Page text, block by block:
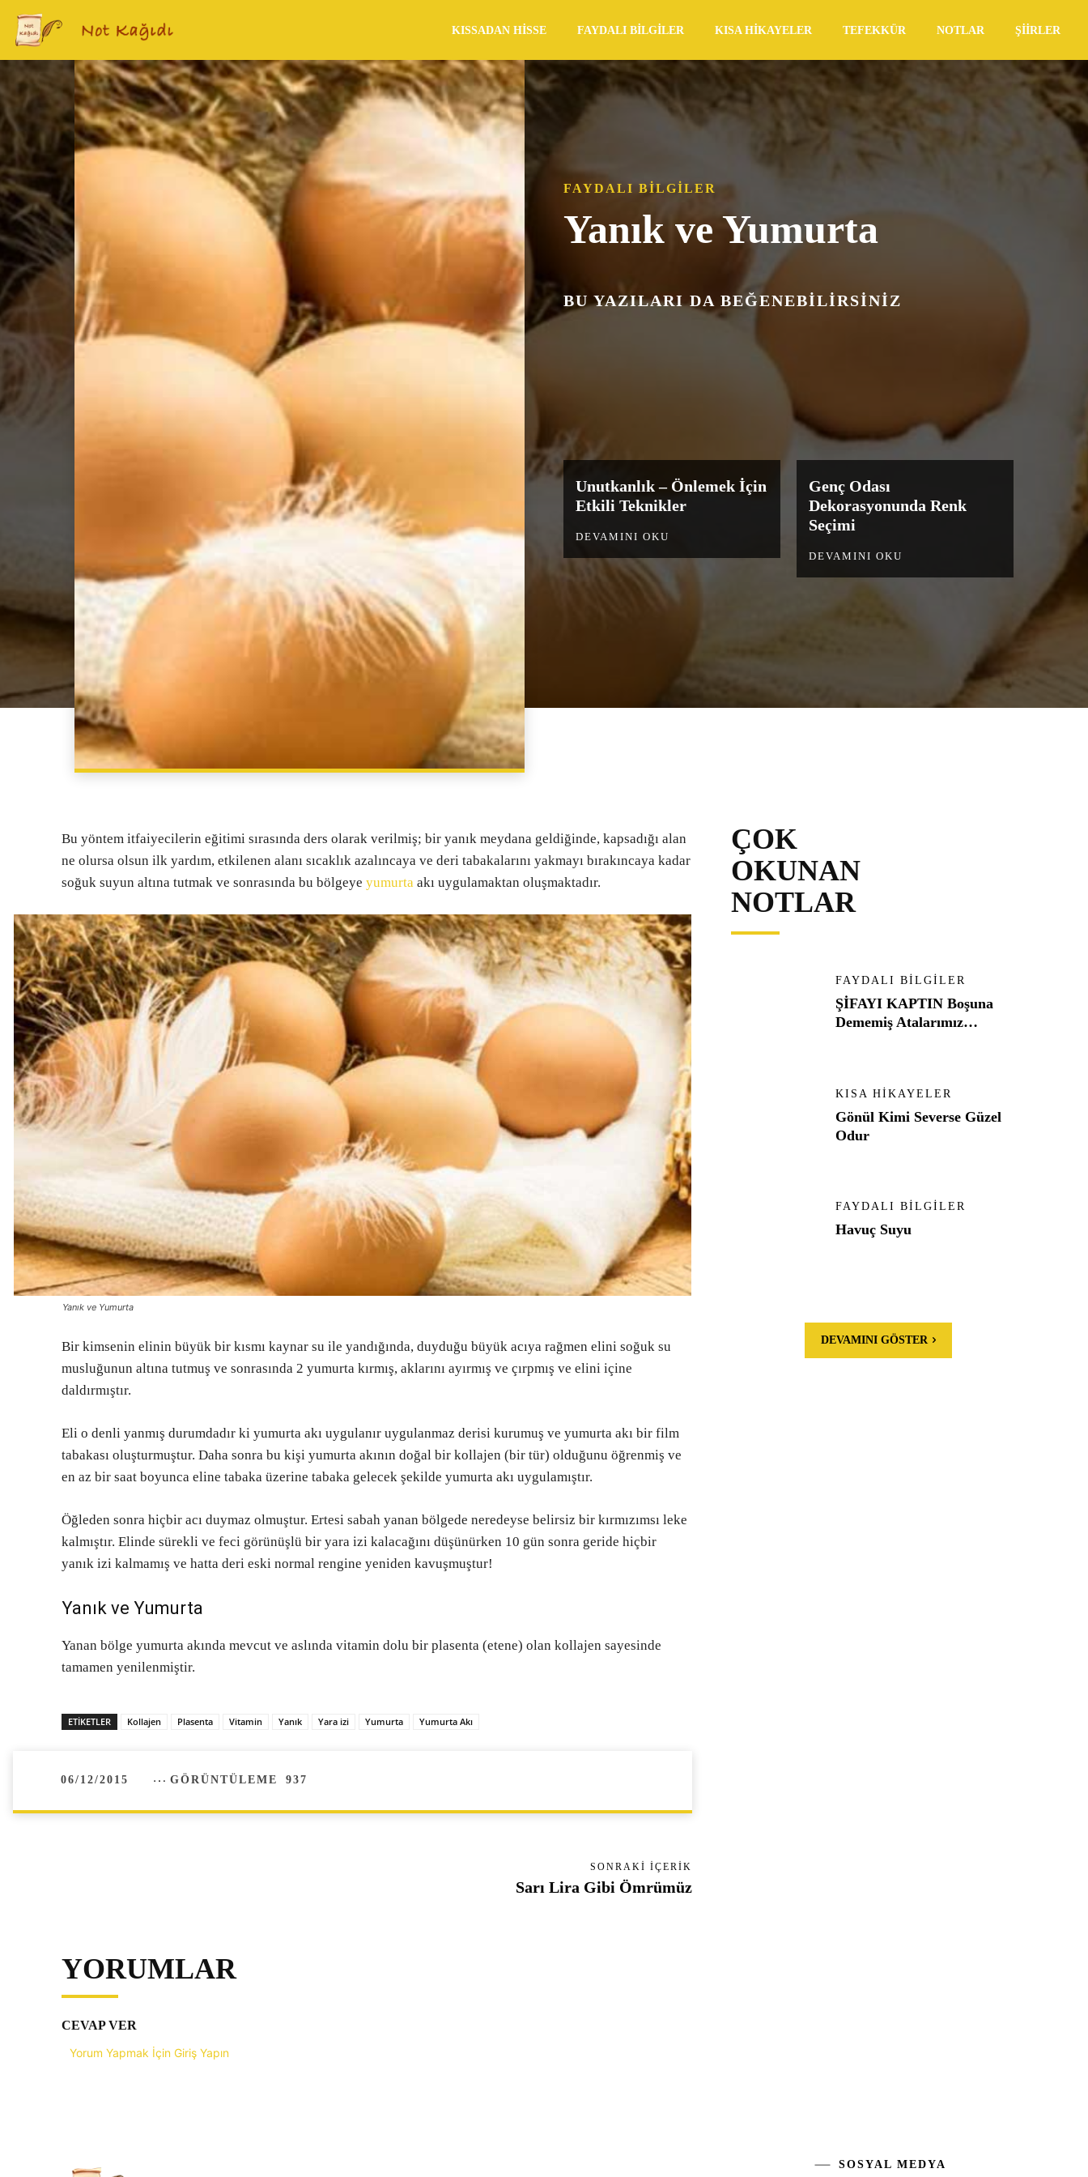
KISSADAN HISSE FAYDALI BILGILER KISA HIKAYELER TEFEKKÜR NOTLAR ŞIIRLER
FAYDALI BILGILER
Yanık ve Yumurta
BU YAZILARI DA BEĞENEBILIRSINIZ
Unutkanlık – Önlemek İçin
Etkili Teknikler
DEVAMINI OKU
Genç Odası
Dekorasyonunda Renk
Seçimi
DEVAMINI OKU
Bu yöntem itfaiyecilerin eğitimi sırasında ders olarak verilmiş; bir yanık meydana geldiğinde, kapsadığı alan
ne olursa olsun ilk yardım, etkilenen alanı sıcaklık azalıncaya ve deri tabakalarını yakmayı bırakıncaya kadar
soğuk suyun altına tutmak ve sonrasında bu bölgeye yumurta akı uygulamaktan oluşmaktadır.
Yanık ve Yumurta
Bir kimsenin elinin büyük bir kısmı kaynar su ile yandığında, duyduğu büyük acıya rağmen elini soğuk su
musluğunun altına tutmuş ve sonrasında 2 yumurta kırmış, aklarını ayırmış ve çırpmış ve elini içine
daldırmıştır.
Eli o denli yanmış durumdadır ki yumurta akı uygulanır uygulanmaz derisi kurumuş ve yumurta akı bir film
tabakası oluşturmuştur. Daha sonra bu kişi yumurta akının doğal bir kollajen (bir tür) olduğunu öğrenmiş ve
en az bir saat boyunca eline tabaka üzerine tabaka gelecek şekilde yumurta akı uygulamıştır.
Öğleden sonra hiçbir acı duymaz olmuştur. Ertesi sabah yanan bölgede neredeyse belirsiz bir kırmızımsı leke
kalmıştır. Elinde sürekli ve feci görünüşlü bir yara izi kalacağını düşünürken 10 gün sonra geride hiçbir
yanık izi kalmamış ve hatta deri eski normal rengine yeniden kavuşmuştur!
Yanık ve Yumurta
Yanan bölge yumurta akında mevcut ve aslında vitamin dolu bir plasenta (etene) olan kollajen sayesinde
tamamen yenilenmiştir.
ETIKETLER Kollajen Plasenta Vitamin Yanık Yara izi Yumurta Yumurta Akı
06/12/2015 GÖRÜNTÜLEME 937
SONRAKI İÇERIK
Sarı Lira Gibi Ömrümüz
YORUMLAR
CEVAP VER
Yorum Yapmak İçin Giriş Yapın
ÇOK
OKUNAN
NOTLAR
FAYDALI BILGILER
ŞİFAYI KAPTIN Boşuna
Dememiş Atalarımız…
KISA HIKAYELER
Gönül Kimi Severse Güzel
Odur
FAYDALI BILGILER
Havuç Suyu
DEVAMINI GÖSTER
SOSYAL MEDYA